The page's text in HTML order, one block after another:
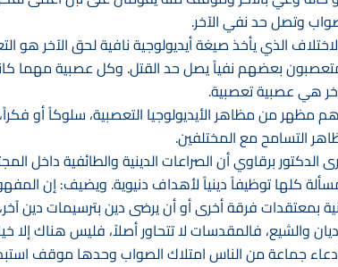
وتصل حد نفي الآخر.
الذي يأخذ صيغة أيديولوجية نافية لحق الآخر
بعضهم نفياً يصل حد القتل. وكل عصبية مهما كانت
هي عصبية تعصبية.
مظهر من مظاهر الأيديولوجيا التعصبية، سلوكاً أو
التسامح مع المختلفين.
الدكتور برقاوي أن الصراعات الدينية والطائفية داخل
كلها توظيفاً دينياً لأهداف دنيوية. ويضيف: إن
بمعتقدات فرقة أخرى أو أن يرضى دين بترسيمات دين
والشيع، فالمقدسات لا تتحاور أصلاً، فليس هناك إلا
جماعة من الناس امتلاك الصواب وحدها موقف